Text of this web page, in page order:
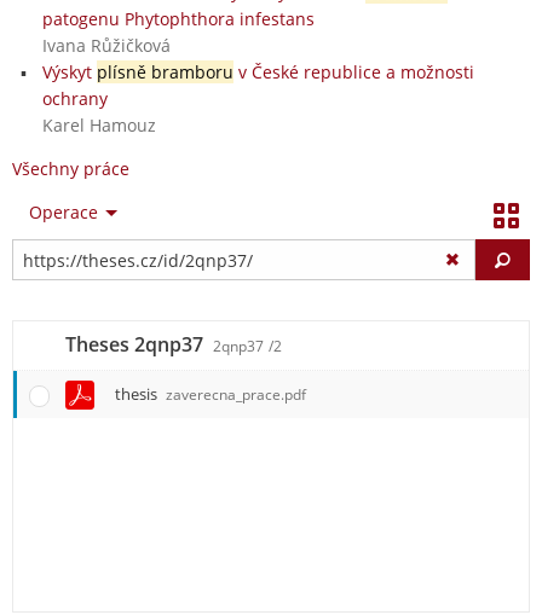
patogenu Phytophthora infestans
Ivana Růžičková
Výskyt plísně bramboru v České republice a možnosti
ochrany
Karel Hamouz
Všechny práce
Operace
Theses 2qnp37 2qnp37 /2
thesis zaverecna_prace.pdf